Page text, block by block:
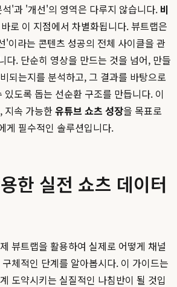
'과 '개선'의 영역은 다루지 않습니다. 비
로 이 지점에서 차별화됩니다. 뷰트랩은
'이라는 콘텐츠 성공의 전체 사이클을 관
다. 단순히 영상을 만드는 것을 넘어, 만들
되는지를 분석하고, 그 결과를 바탕으로
있도록 돕는 선순환 구조를 만듭니다. 이
지속 가능한유튜브 쇼츠 성장을 목표로
게 필수적인 솔루션입니다.
한 실전 쇼츠 데이터
뷰트랩을 활용하여 실제로 어떻게 채널
체적인 단계를 알아봅시다. 이 가이드는
도약시키는 실질적인 나침반이 될 것입